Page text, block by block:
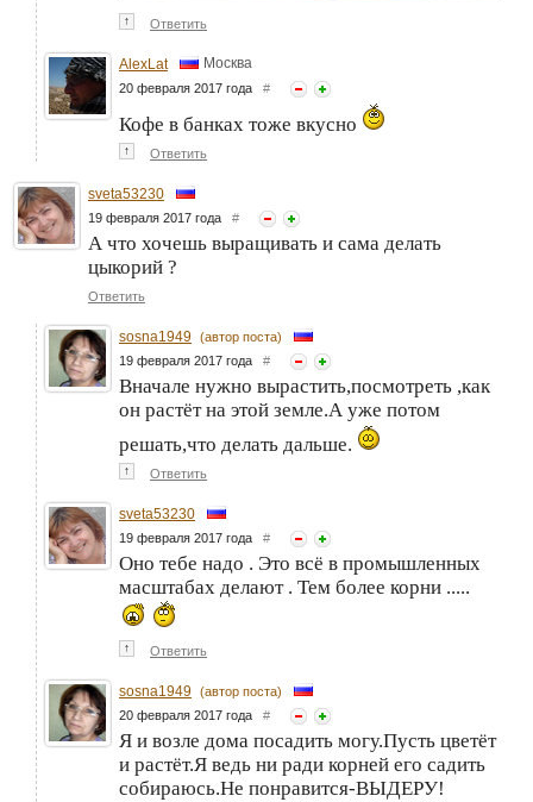
↑ Ответить
AlexLat Москва
20 февраля 2017 года #
Кофе в банках тоже вкусно
↑ Ответить
sveta53230
19 февраля 2017 года #
А что хочешь выращивать и сама делать
цыкорий ?
Ответить
sosna1949 (автор поста)
19 февраля 2017 года #
Вначале нужно вырастить,посмотреть ,как
он растёт на этой земле.А уже потом
решать,что делать дальше.
↑ Ответить
sveta53230
19 февраля 2017 года #
Оно тебе надо . Это всё в промышленных
масштабах делают . Тем более корни .....
↑ Ответить
sosna1949 (автор поста)
20 февраля 2017 года #
Я и возле дома посадить могу.Пусть цветёт
и растёт.Я ведь ни ради корней его садить
собираюсь.Не понравится-ВЫДЕРУ!